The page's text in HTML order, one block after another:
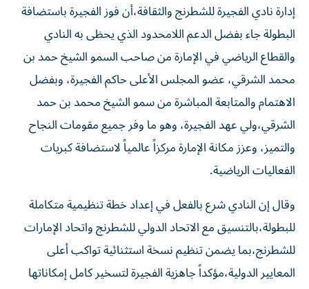
إدارة نادي الفجيرة للشطرنج والثقافة،أن فوز الفجيرة باستضافة
البطولة جاء بفضل الدعم اللامحدود الذي يحظى به النادي
والقطاع الرياضي في الإمارة من صاحب السمو الشيخ حمد بن
محمد الشرقي، عضو المجلس الأعلى حاكم الفجيرة، وبفضل
الاهتمام والمتابعة المباشرة من سمو الشيخ محمد بن حمد
الشرقي،ولي عهد الفجيرة، وهو ما وفر جميع مقومات النجاح
والتميز، وعزز مكانة الإمارة مركزاً عالمياً لاستضافة كبريات
الفعاليات الرياضية.
وقال إن النادي شرع بالفعل في إعداد خطة تنظيمية متكاملة
للبطولة،بالتنسيق مع الاتحاد الدولي للشطرنج واتحاد الإمارات
للشطرنج،بما يضمن تنظيم نسخة استثنائية تواكب أعلى
المعايير الدولية،مؤكداً جاهزية الفجيرة لتسخير كامل إمكاناتها